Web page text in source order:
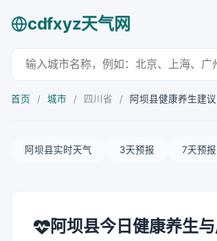
cdfxyz天气网
首页 / 城市 / 四川省 / 阿坝县健康养生建议
阿坝县实时天气 3天预报 7天预报
阿坝县今日健康养生